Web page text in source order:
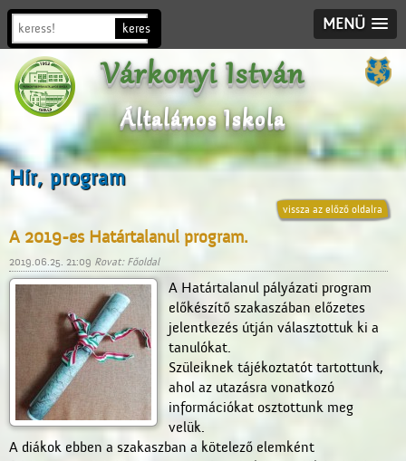
MENÜ
Várkonyi István
Általános Iskola
Hír, program
vissza az előző oldalra
A 2019-es Határtalanul program.
2019.06.25. 21:09 Rovat: Főoldal
A Határtalanul pályázati program
előkészítő szakaszában előzetes
jelentkezés útján választottuk ki a
tanulókat.
Szüleiknek tájékoztatót tartottunk,
ahol az utazásra vonatkozó
információkat osztottunk meg
velük.
A diákok ebben a szakaszban a kötelező elemként